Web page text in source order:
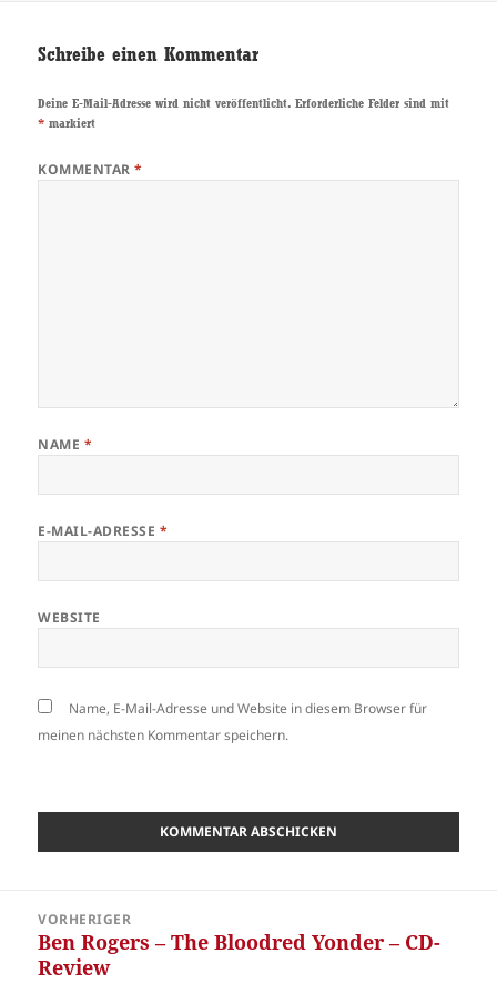
Schreibe einen Kommentar
Deine E-Mail-Adresse wird nicht veröffentlicht. Erforderliche Felder sind mit
* markiert
KOMMENTAR*
NAME *
E-MAIL-ADRESSE *
WEBSITE
Name, E-Mail-Adresse und Website in diesem Browser für
meinen nächsten Kommentar speichern.
VORHERIGER
Vorheriger
Beitrag:
Ben Rogers – The Bloodred Yonder – CD-
Review